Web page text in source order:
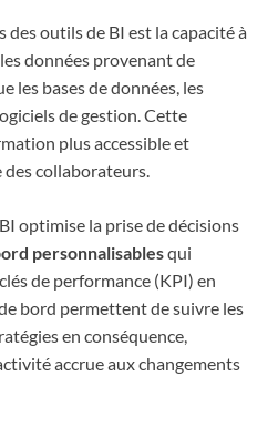
des outils de BI est la capacité à
données provenant de
les bases de données, les
de gestion. Cette
plus accessible et
des collaborateurs.
optimise la prise de décisions
personnalisablesqui
de performance (KPI) en
bord permettent de suivre les
en conséquence,
accrue aux changements